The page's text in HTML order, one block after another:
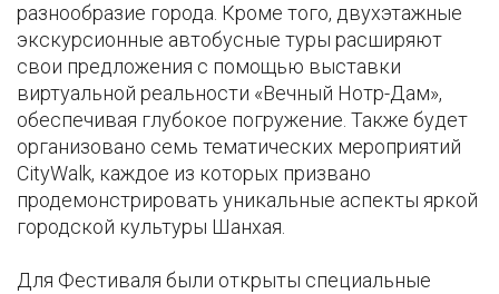
разнообразие города. Кроме того, двухэтажные
экскурсионные автобусные туры расширяют
свои предложения с помощью выставки
виртуальной реальности «Вечный Нотр-Дам»,
обеспечивая глубокое погружение. Также будет
организовано семь тематических мероприятий
CityWalk, каждое из которых призвано
продемонстрировать уникальные аспекты яркой
городской культуры Шанхая.
Для Фестиваля были открыты специальные